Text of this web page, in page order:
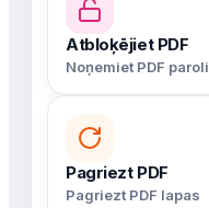
Atbloķējiet PDF
Noņemiet PDF paroli
Pagriezt PDF
Pagriezt PDF lapas